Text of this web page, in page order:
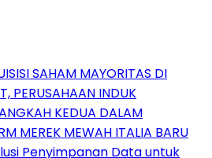
SAHAM MAYORITAS DI
PERUSAHAAN INDUK
KEDUA DALAM
MEREK MEWAH ITALIA BARU
Penyimpanan Data untuk